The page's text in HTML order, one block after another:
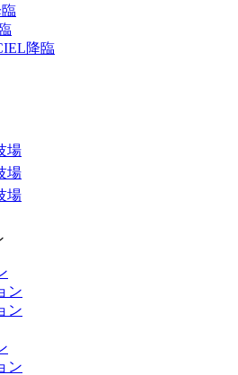
降臨
場
場
場
ン
ン
ン